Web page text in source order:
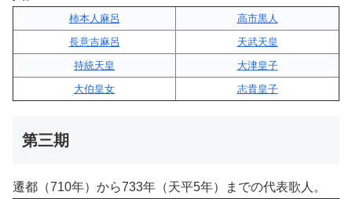
柿本人麻呂
高市黒人
長意吉麻呂
天武天皇
持統天皇
大津皇子
大伯皇女
志貴皇子
第三期
遷都（710年）から733年（天平5年）までの代表歌人。